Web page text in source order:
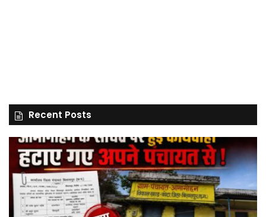
Recent Posts